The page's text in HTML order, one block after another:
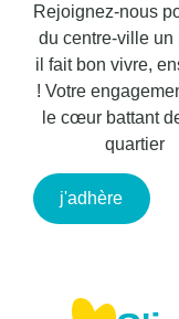
Rejoignez-nous
du centre-ville un
il fait bon vivre,
! Votre
le cœur battant
quartier
j'adhère